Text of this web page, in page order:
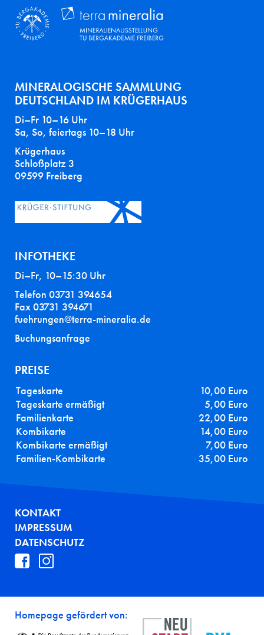
MINERALOGISCHE SAMMLUNG
DEUTSCHLAND IM KRÜGERHAUS
Di–Fr 10–16 Uhr
Sa, So, feiertags 10–18 Uhr
Krügerhaus
Schloßplatz 3
09599 Freiberg
INFOTHEKE
Di–Fr, 10–15:30 Uhr
Telefon 03731 394654
Fax 03731 394671
fuehrungen@terra-mineralia.de
Buchungsanfrage
PREISE
Tageskarte
10,00 Euro
Tageskarte ermäßigt
5,00 Euro
Familienkarte
22,00 Euro
Kombikarte
14,00 Euro
Kombikarte ermäßigt
7,00 Euro
Familien-Kombikarte
35,00 Euro
FUSSZEILE
KONTAKT
IMPRESSUM
DATENSCHUTZ
Homepage gefördert von: